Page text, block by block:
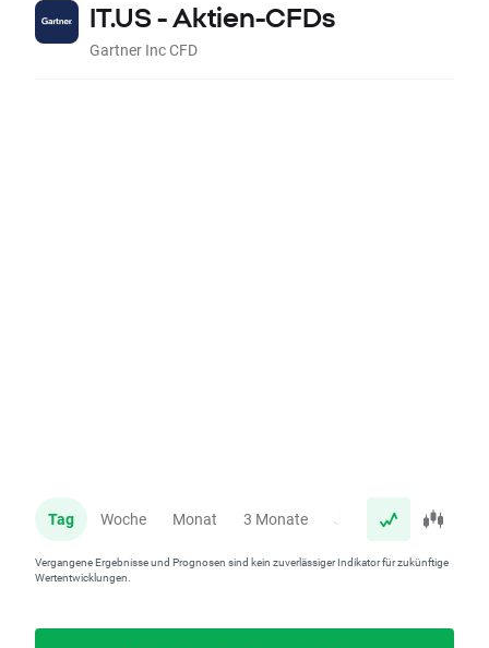
IT.US - Aktien-CFDs
Gartner Inc CFD
Tag Woche Monat 3 Monate Jahr
Vergangene Ergebnisse und Prognosen sind kein zuverlässiger Indikator für zukünftige
Wertentwicklungen.